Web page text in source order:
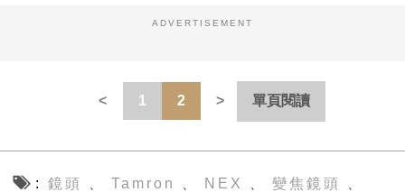
ADVERTISEMENT
1 2 單頁閱讀
鏡頭 Tamron NEX 變焦鏡頭